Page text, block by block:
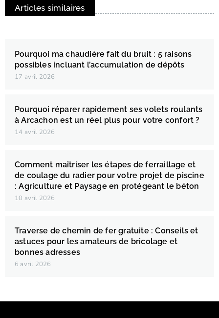
Articles similaires
Pourquoi ma chaudière fait du bruit : 5 raisons
possibles incluant l’accumulation de dépôts
17 avril 2026
Pourquoi réparer rapidement ses volets roulants
à Arcachon est un réel plus pour votre confort ?
14 avril 2026
Comment maîtriser les étapes de ferraillage et
de coulage du radier pour votre projet de piscine
: Agriculture et Paysage en protégeant le béton
10 avril 2026
Traverse de chemin de fer gratuite : Conseils et
astuces pour les amateurs de bricolage et
bonnes adresses
6 avril 2026